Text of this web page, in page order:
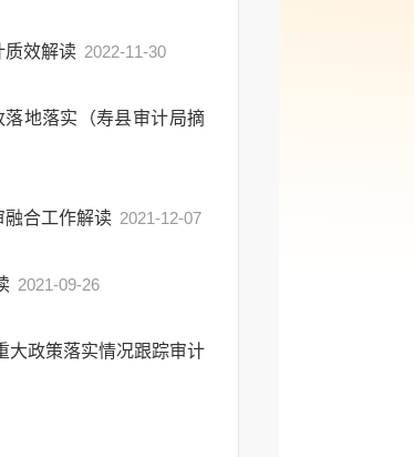
质效解读 2022-11-30
落地落实（寿县审计局摘
融合工作解读 2021-12-07
2021-09-26
大政策落实情况跟踪审计